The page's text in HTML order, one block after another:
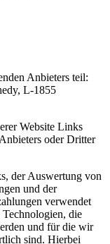
Anbieters teil:
L-1855
Website Links
oder Dritter
der Auswertung von
und der
verwendet
die
und für die wir
sind. Hierbei